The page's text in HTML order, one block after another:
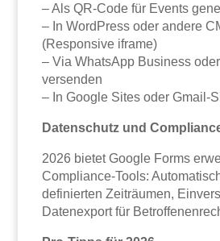
– Als QR-Code für Events
– In WordPress oder andere
(Responsive iframe)
– Via WhatsApp Business
versenden
– In Google Sites oder Gmail-
Datenschutz und
2026 bietet Google Forms
Compliance-Tools:
definierten Zeiträumen,
Datenexport für